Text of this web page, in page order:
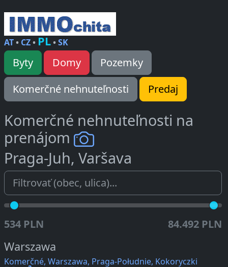
AT• CZ• PL•SK
Byty Domy
Pozemky
Komerčné nehnuteľnosti
Predaj
Komerčné nehnuteľnosti na
prenájom
Praga-Juh, Varšava
534 PLN 84.492 PLN
Warszawa
Komerčné, Warszawa, Praga-Południe, Kokoryczki